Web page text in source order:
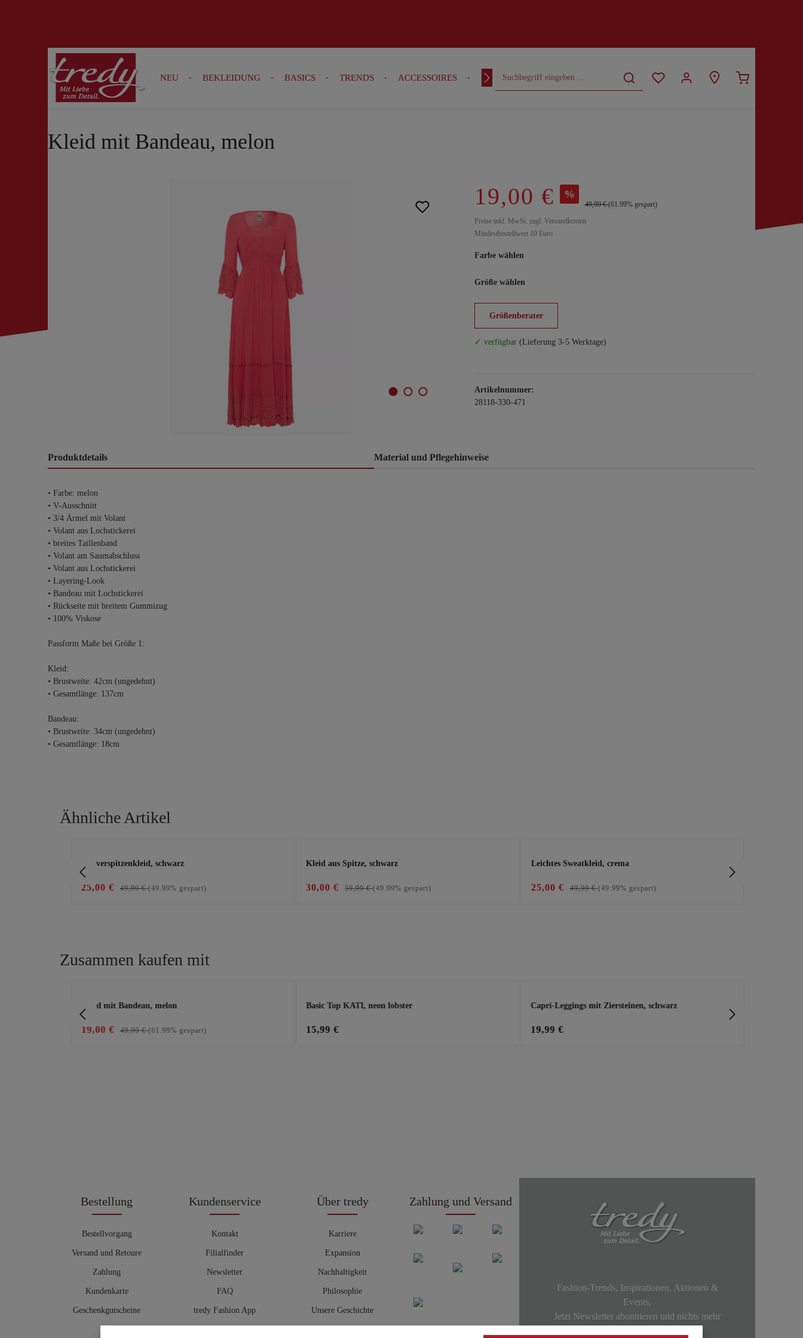
Zur Suche springen Zur Hauptnavigation springen
NEU BEKLEIDUNG BASICS TRENDS ACCESSOIRES OUTFITS CURVY
Kleid mit Bandeau, melon
19,00 € %
49,99 €(61.99% gespart)
Preise inkl. MwSt. zzgl. Versandkosten
Mindestbestellwert 10 Euro
Farbe wählen
Größe wählen
Größenberater
✓ verfügbar (Lieferung 3-5 Werktage)
Artikelnummer:
28118-330-471
Produktdetails Material und Pflegehinweise
• Farbe: melon
• V-Ausschnitt
• 3/4 Ärmel mit Volant
• Volant aus Lochstickerei
• breites Taillenband
• Volant am Saumabschluss
• Volant aus Lochstickerei
• Layering-Look
• Bandeau mit Lochstickerei
• Rückseite mit breitem Gummizug
• 100% Viskose
Passform Maße bei Größe 1:
Kleid:
• Brustweite: 42cm (ungedehnt)
• Gesamtlänge: 137cm
Bandeau:
• Brustweite: 34cm (ungedehnt)
• Gesamtlänge: 18cm
Ähnliche Artikel
Alloverspitzenkleid, schwarz
25,00 € 49,99 €(49.99% gespart)
Kleid aus Spitze, schwarz
30,00 € 59,99 €(49.99% gespart)
Leichtes Sweatkleid, crema
25,00 € 49,99 €(49.99% gespart)
Zusammen kaufen mit
Kleid mit Bandeau, melon
19,00 € 49,99 €(61.99% gespart)
Basic Top KATI, neon lobster
15,99 €
Capri-Leggings mit Ziersteinen, schwarz
19,99 €
Bestellung
Bestellvorgang
Versand und Retoure
Zahlung
Kundenkarte
Geschenkgutscheine
Kundenservice
Kontakt
Filialfinder
Newsletter
FAQ
tredy Fashion App
Über tredy
Karriere
Expansion
Nachhaltigkeit
Philosophie
Unsere Geschichte
Zahlung und Versand
Fashion-Trends, Inspirationen, Aktionen &
Events.
Jetzt Newsletter abonnieren und nichts mehr